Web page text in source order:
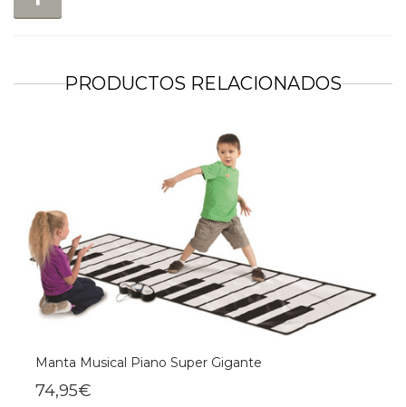
PRODUCTOS RELACIONADOS
Manta Musical Piano Super Gigante
74,95€